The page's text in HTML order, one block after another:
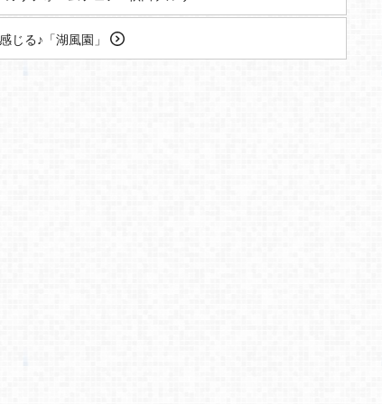
じる♪「湖風園」